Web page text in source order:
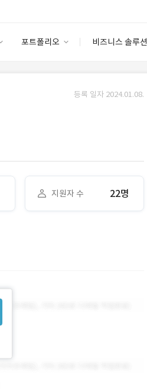
포트폴리오 비즈니스 솔루션
안심 코드 케어
등록 일자 2024.01.08.
지원자 수 22명